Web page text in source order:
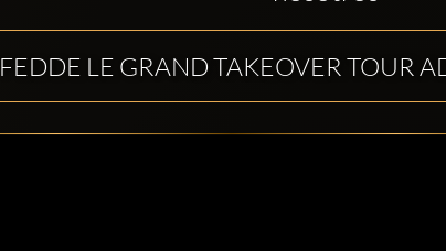
FEDDE LE GRAND TAKEOVER TOUR